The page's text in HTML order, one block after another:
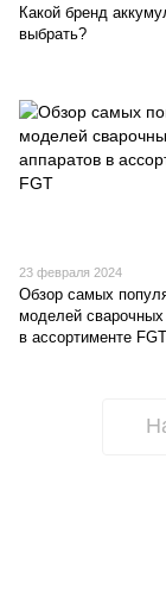
Какой бренд
выбрать?
23 февраля 2024
Обзор самых
моделей сварочных
в ассортименте FGT